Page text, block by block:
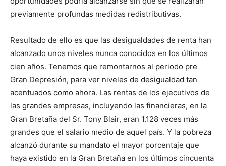
previamente profundas medidas redistributivas.
Resultado de ello es que las desigualdades de renta han
alcanzado unos niveles nunca conocidos en los últimos
cien años. Tenemos que remontarnos al periodo pre
Gran Depresión, para ver niveles de desigualdad tan
acentuados como ahora. Las rentas de los ejecutivos de
las grandes empresas, incluyendo las financieras, en la
Gran Bretaña del Sr. Tony Blair, eran 1.128 veces más
grandes que el salario medio de aquel país. Y la pobreza
alcanzó durante su mandato el mayor porcentaje que
haya existido en la Gran Bretaña en los últimos cincuenta